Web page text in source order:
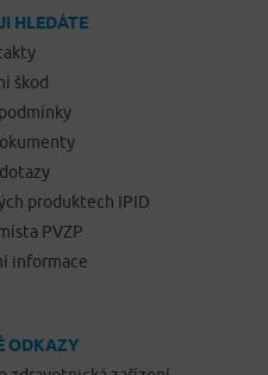
HLEDÁTE
škod
produktech IPID
PVZP
informace
ODKAZY